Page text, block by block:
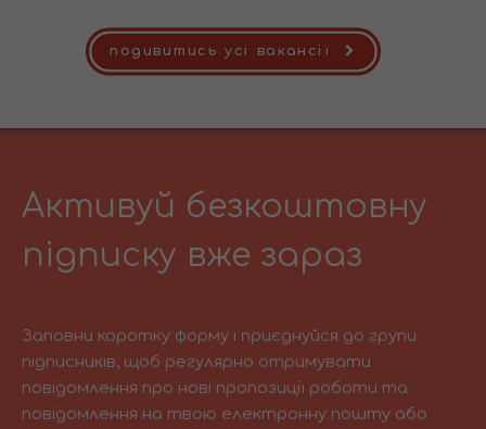
подивитись усі вакансії
Активуй безкоштовну
підписку вже зараз
Заповни коротку форму і приєднуйся до групи
підписників, щоб регулярно отримувати
повідомлення про нові пропозиції роботи та
повідомлення на твою електронну пошту або